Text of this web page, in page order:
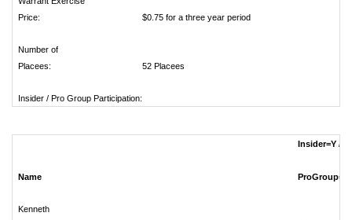
Price:
$0.75 for a three year period
Number of
Placees:
52 Placees
Insider / Pro Group Participation:
Insider=Y /
Name ProGroup=P
Kenneth